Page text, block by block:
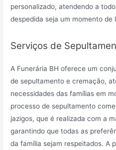
personalizado, atendendo a
despedida seja um momento de
Serviços de
A Funerária BH oferece um
de sepultamento e cremação,
necessidades das famílias em
processo de sepultamento
jazigos, que é realizada com a
garantindo que todas as
da família sejam respeitados. A